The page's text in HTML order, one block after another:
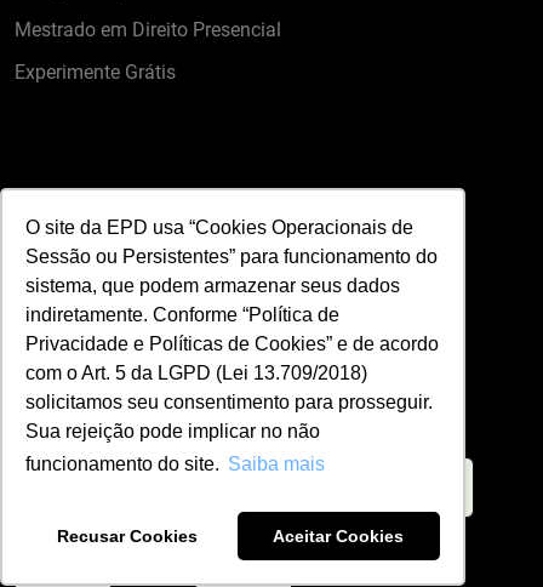
O site da EPD usa “Cookies Operacionais de
Sessão ou Persistentes” para funcionamento do
sistema, que podem armazenar seus dados
indiretamente. Conforme “Política de
Privacidade e Políticas de Cookies” e de acordo
com o Art. 5 da LGPD (Lei 13.709/2018)
solicitamos seu consentimento para prosseguir.
Sua rejeição pode implicar no não
funcionamento do site. Saiba mais
Recusar Cookies Aceitar Cookies
Mestrado em Direito Presencial
Experimente Grátis
Contato
Formulário de Contato
(11) 95650-3490
relacionamento@epd.edu.br
Área LGPD